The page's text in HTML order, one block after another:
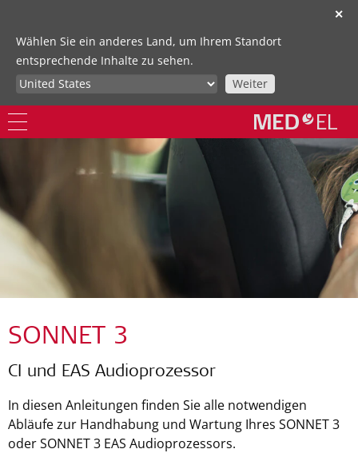
✕
Wählen Sie ein anderes Land, um Ihrem Standort
entsprechende Inhalte zu sehen.
Weiter
SONNET 3
CI und EAS Audioprozessor
In diesen Anleitungen finden Sie alle notwendigen
Abläufe zur Handhabung und Wartung Ihres SONNET 3
oder SONNET 3 EAS Audioprozessors.